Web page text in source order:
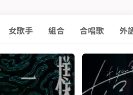
女歌手 組合 合唱歌 外